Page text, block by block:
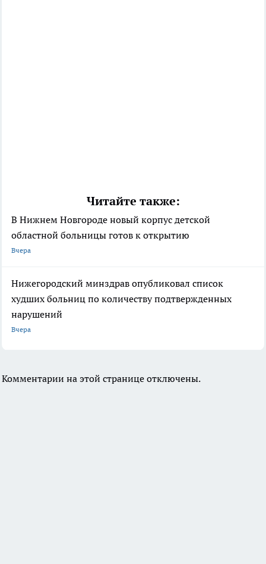
Читайте также:
В Нижнем Новгороде новый корпус детской
областной больницы готов к открытию
Вчера
Нижегородский минздрав опубликовал список
худших больниц по количеству подтвержденных
нарушений
Вчера
Комментарии на этой странице отключены.